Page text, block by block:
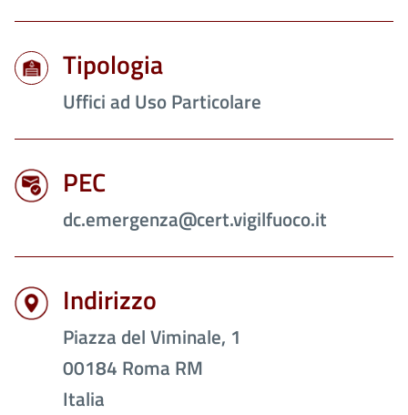
Tipologia
Uffici ad Uso Particolare
PEC
dc.emergenza@cert.vigilfuoco.it
Indirizzo
Piazza del Viminale, 1
00184 Roma RM
Italia